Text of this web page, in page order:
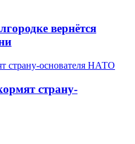
вернётся
страну-